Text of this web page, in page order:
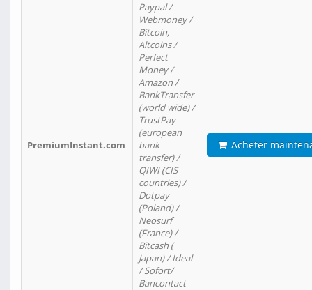
PremiumInstant.com
Paypal /
Webmoney /
Bitcoin,
Altcoins /
Perfect
Money /
Amazon /
BankTransfer
(world wide) /
TrustPay
(european
bank
transfer) /
QIWI (CIS
countries) /
Dotpay
(Poland) /
Neosurf
(France) /
Bitcash (
Japan) / Ideal
/ Sofort/
Bancontact
Acheter